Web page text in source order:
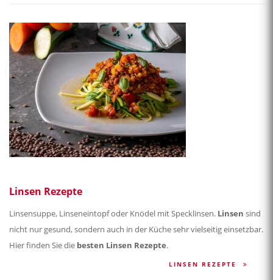
Linsen Rezepte
Linsensuppe, Linseneintopf oder Knödel mit Specklinsen. Linsen sind
nicht nur gesund, sondern auch in der Küche sehr vielseitig einsetzbar.
Hier finden Sie die besten Linsen Rezepte.
LINSEN REZEPTE